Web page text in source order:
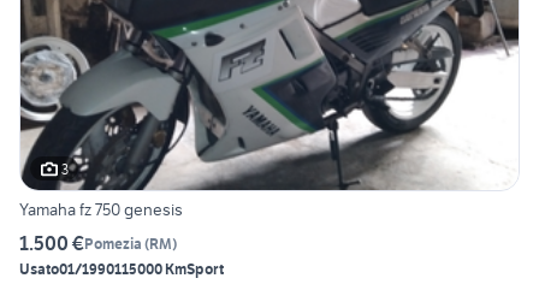
3
Yamaha fz 750 genesis
1.500 €Pomezia (RM)
Usato01/1990115000 KmSport